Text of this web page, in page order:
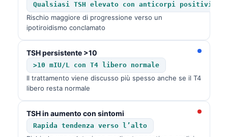
Qualsiasi TSH elevato con anticorpi positivi
Rischio maggiore di progressione verso un
ipotiroidismo conclamato
TSH persistente >10
>10 mIU/L con T4 libero normale
Il trattamento viene discusso più spesso anche se il T4
libero resta normale
TSH in aumento con sintomi
Rapida tendenza verso l’alto
ភាសាខ្មែរ
Kiswahili
አማርኛ
Українська
O‘zbekcha
Català
Қазақ тілі
Suomi